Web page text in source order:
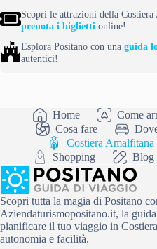
Scopri le attrazioni della Costiera
prenota i biglietti online!
Esplora Positano con una guida
autentici!
Home Come
Cosa fare
Costiera Amalfitana
Shopping
Blog
Scopri tutta la magia di Positano
Aziendaturismopositano.it, la
pianificare il tuo viaggio in
autonomia e facilità.